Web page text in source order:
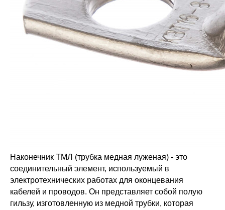
Наконечник ТМЛ (трубка медная луженая) - это
соединительный элемент, используемый в
электротехнических работах для оконцевания
кабелей и проводов. Он представляет собой полую
гильзу, изготовленную из медной трубки, которая